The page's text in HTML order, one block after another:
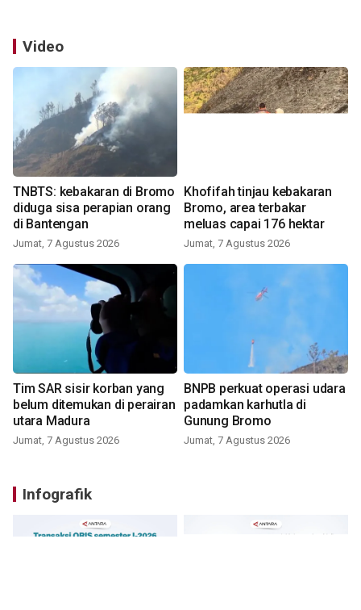
Video
TNBTS: kebakaran di Bromo
diduga sisa perapian orang
di Bantengan
Jumat, 7 Agustus 2026
Khofifah tinjau kebakaran
Bromo, area terbakar
meluas capai 176 hektar
Jumat, 7 Agustus 2026
Tim SAR sisir korban yang
belum ditemukan di perairan
utara Madura
Jumat, 7 Agustus 2026
BNPB perkuat operasi udara
padamkan karhutla di
Gunung Bromo
Jumat, 7 Agustus 2026
Infografik